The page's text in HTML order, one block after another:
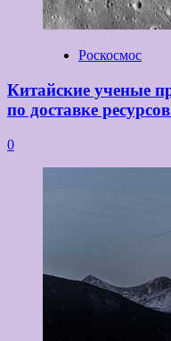
Роскосмос
Китайские ученые
по доставке
0